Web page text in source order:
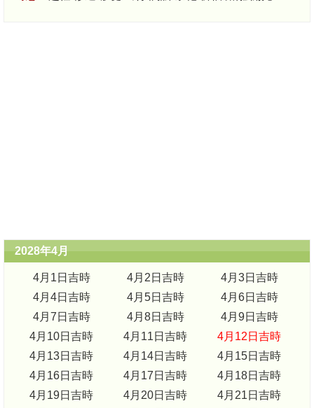
2028年4月
4月1日吉時 4月2日吉時
4月3日吉時
4月4日吉時
4月5日吉時
4月6日吉時
4月7日吉時
4月8日吉時
4月9日吉時
4月10日吉時
4月11日吉時
4月12日吉時
4月13日吉時
4月14日吉時
4月15日吉時
4月16日吉時
4月17日吉時
4月18日吉時
4月19日吉時
4月20日吉時
4月21日吉時